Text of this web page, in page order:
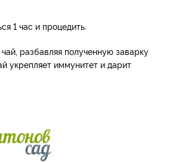
1 час и процедить.
разбавляя полученную заварку
укрепляет иммунитет и дарит